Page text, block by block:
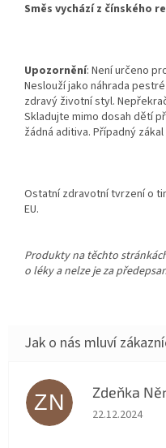
Směs vychází z čínského
Upozornění: Není určeno
Neslouží jako náhrada
zdravý životní styl.
Skladujte mimo dosah dětí
žádná aditiva. Případný
Ostatní zdravotní tvrzení o
EU.
Produkty na těchto
o léky a nelze je za
ZN Zdeňka
Hodnocení
22.12.2024